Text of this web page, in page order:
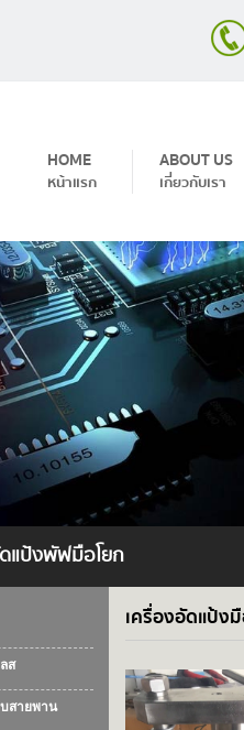
HOME
หน้าแรก
ABOUT US
เกี่ยวกับเรา
แป้งพัฟมือโยก
ส
สายพาน
เครื่องอัดแป้ง